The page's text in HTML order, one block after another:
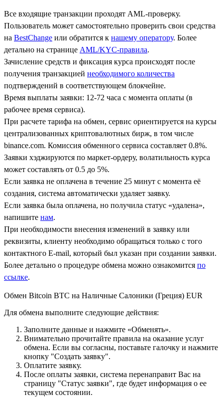
Все входящие транзакции проходят AML-проверку.
Пользователь может самостоятельно проверить свои средства
на BestChange или обратится к нашему оператору. Более
детально на странице AML/KYC-правила.
Зачисление средств и фиксация курса происходят после
получения транзакцией необходимого количества
подтверждений в соответствующем блокчейне.
Время выплаты заявки: 12-72 часа с момента оплаты (в
рабочее время сервиса).
При расчете тарифа на обмен, сервис ориентируется на курсы
централизованных криптовалютных бирж, в том числе
binance.com. Комиссия обменного сервиса составляет 0.8%.
Заявки хэджируются по маркет-ордеру, волатильность курса
может составлять от 0.5 до 5%.
Если заявка не оплачена в течение 25 минут с момента её
создания, система автоматически удаляет заявку.
Если заявка была оплачена, но получила статус «удалена»,
напишите нам.
При необходимости внесения изменений в заявку или
реквизиты, клиенту необходимо обращаться только с того
контактного Е-mail, который был указан при создании заявки.
Более детально о процедуре обмена можно ознакомится по
ссылке.
Обмен Bitcoin BTC на Наличные Салоники (Греция) EUR
Для обмена выполните следующие действия:
Заполните данные и нажмите «Обменять».
Внимательно прочитайте правила на оказание услуг
обмена. Если вы согласны, поставьте галочку и нажмите
кнопку "Создать заявку".
Оплатите заявку.
После оплаты заявки, система перенаправит Вас на
страницу "Статус заявки", где будет информация о ее
текущем состоянии.